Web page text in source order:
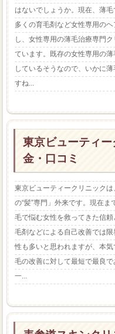
はないでしょうか。現在、薄
多くの育毛剤など女性専用の
し、女性専用の薄毛治療専門
ています。既存の女性専用の
しているそうなので、いかに
すね...
東京ビューティ
金・口コミ
東京ビューティークリニック
の“髪”専門」外来です。現在
毛で悩む女性を救ってきた信
毛剤などによる自己改善では
性も多いと思われますが、本
毛の改善に対して最短で最良
一...